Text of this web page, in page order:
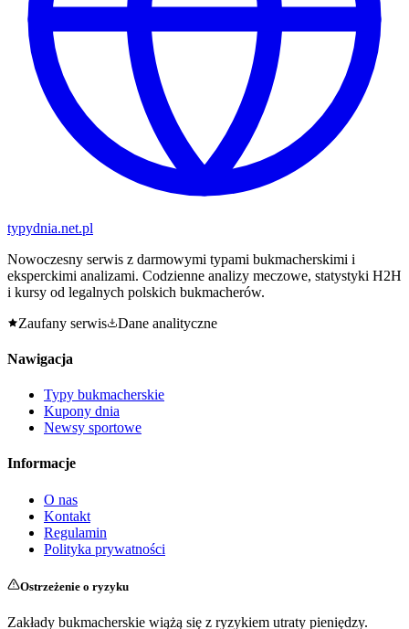
typydnia.net.pl
Nowoczesny serwis z darmowymi typami bukmacherskimi i
eksperckimi analizami. Codzienne analizy meczowe, statystyki H2H
i kursy od legalnych polskich bukmacherów.
Zaufany serwis
Dane analityczne
Nawigacja
Typy bukmacherskie
Kupony dnia
Newsy sportowe
Informacje
O nas
Kontakt
Regulamin
Polityka prywatności
Ostrzeżenie o ryzyku
Zakłady bukmacherskie wiążą się z ryzykiem utraty pieniędzy.